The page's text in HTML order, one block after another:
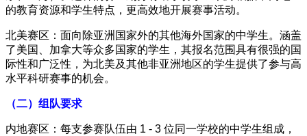
的教育资源和学生特点，更高效地开展赛事活动。
北美赛区：面向除亚洲国家外的其他海外国家的中学生。涵盖
了美国、加拿大等众多国家的学生，其报名范围具有很强的国
际性和广泛性，为北美及其他非亚洲地区的学生提供了参与高
水平科研赛事的机会。
（二）组队要求
内地赛区：每支参赛队伍由 1 - 3 位同一学校的中学生组成，